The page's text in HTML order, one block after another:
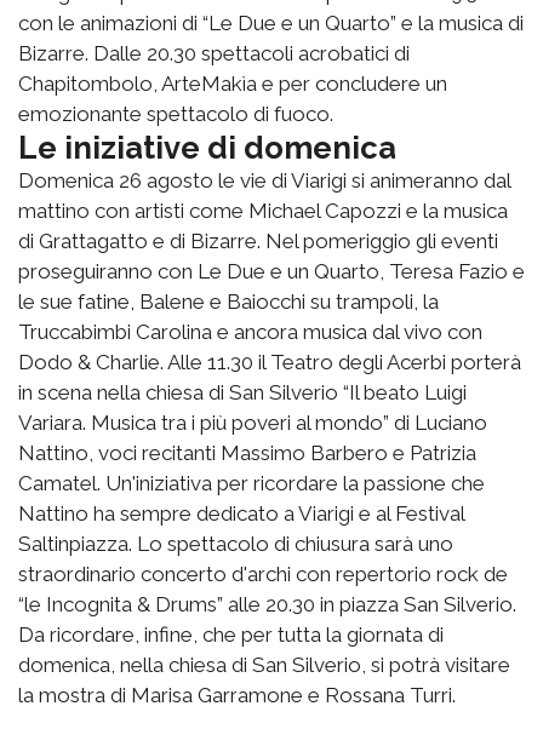
con le animazioni di “Le Due e un Quarto” e la musica di
Bizarre. Dalle 20.30 spettacoli acrobatici di
Chapitombolo, ArteMakìa e per concludere un
emozionante spettacolo di fuoco.
Le iniziative di domenica
Domenica 26 agosto le vie di Viarigi si animeranno dal
mattino con artisti come Michael Capozzi e la musica
di Grattagatto e di Bizarre. Nel pomeriggio gli eventi
proseguiranno con Le Due e un Quarto, Teresa Fazio e
le sue fatine, Balene e Baiocchi su trampoli, la
Truccabimbi Carolina e ancora musica dal vivo con
Dodo & Charlie. Alle 11.30 il Teatro degli Acerbi porterà
in scena nella chiesa di San Silverio “Il beato Luigi
Variara. Musica tra i più poveri al mondo” di Luciano
Nattino, voci recitanti Massimo Barbero e Patrizia
Camatel. Un'iniziativa per ricordare la passione che
Nattino ha sempre dedicato a Viarigi e al Festival
Saltinpiazza. Lo spettacolo di chiusura sarà uno
straordinario concerto d'archi con repertorio rock de
“le Incognita & Drums” alle 20.30 in piazza San Silverio.
Da ricordare, infine, che per tutta la giornata di
domenica, nella chiesa di San Silverio, si potrà visitare
la mostra di Marisa Garramone e Rossana Turri.